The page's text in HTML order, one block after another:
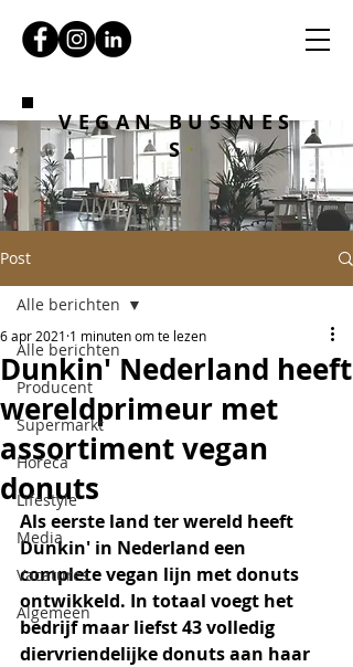
VEGAN BUSINES
S
Post
Alle berichten
Producent
Supermarkt
Horeca
Lifestyle
Media
Vacatures
Algemeen
Alle berichten
Dunkin' Nederland heeft
wereldprimeur met
assortiment vegan
donuts
6 apr 2021 1 minuten om te lezen
Als eerste land ter wereld heeft
Dunkin' in Nederland een
complete vegan lijn met donuts
ontwikkeld. In totaal voegt het
bedrijf maar liefst 43 volledig
diervriendelijke donuts aan haar